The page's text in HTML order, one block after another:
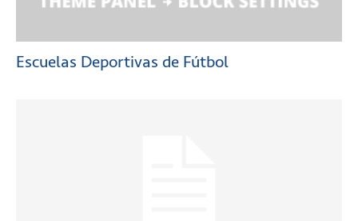
Escuelas Deportivas de Fútbol